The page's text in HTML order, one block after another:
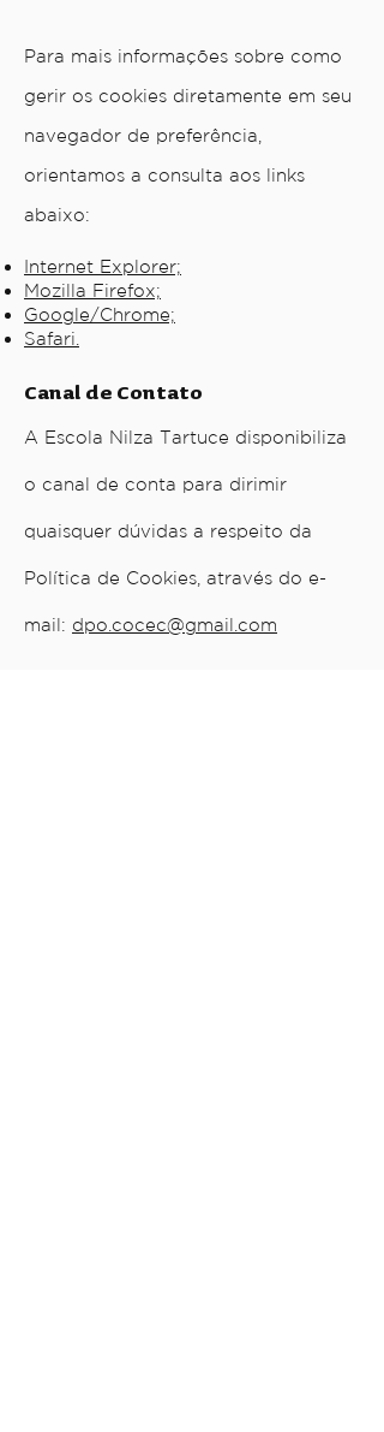
Para mais informações sobre como
gerir os cookies diretamente em seu
navegador de preferência,
orientamos a consulta aos links
abaixo:
Internet Explorer;
Mozilla Firefox;
Google/Chrome;
Safari.
Canal de Contato
A Escola Nilza Tartuce disponibiliza
o canal de conta para dirimir
quaisquer dúvidas a respeito da
Política de Cookies, através do e-
mail: dpo.cocec@gmail.com